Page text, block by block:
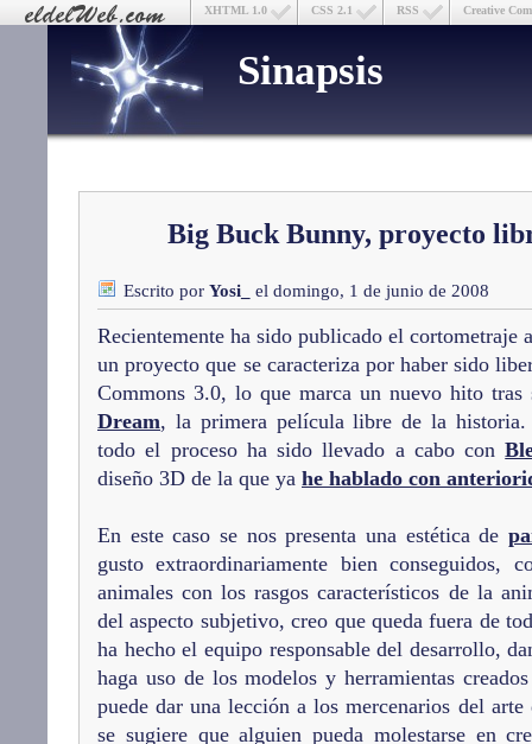
Creative
RSS
CSS 2.1
XHTML 1.0
Sinapsis
Big Buck Bunny, proyecto
Escrito por Yosi_ el domingo, 1 de junio de 2008
Recientemente ha sido publicado el cortometraje
un proyecto que se caracteriza por haber sido
Commons 3.0, lo que marca un nuevo hito tras
Dream, la primera película libre de la
todo el proceso ha sido llevado a cabo con
diseño 3D de la que ya he hablado con
En este caso se nos presenta una estética de
gusto extraordinariamente bien conseguidos,
animales con los rasgos característicos de la
del aspecto subjetivo, creo que queda fuera de
ha hecho el equipo responsable del desarrollo,
haga uso de los modelos y herramientas
puede dar una lección a los mercenarios del
se sugiere que alguien pueda molestarse en